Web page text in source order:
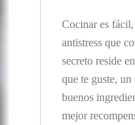
Cocinar es
antistress que
secreto reside
que te guste,
buenos
mejor